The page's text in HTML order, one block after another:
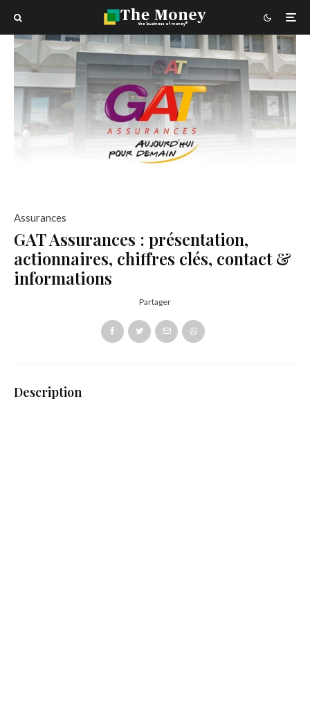
Assurances
GAT Assurances : présentation,
actionnaires, chiffres clés, contact &
informations
Partager
Description